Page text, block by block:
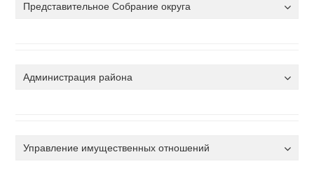
Представительное Собрание округа
Администрация района
Управление имущественных отношений